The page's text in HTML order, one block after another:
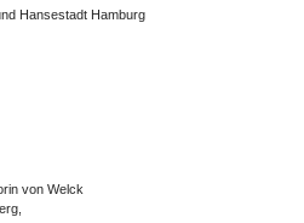
Hansestadt Hamburg
von Welck